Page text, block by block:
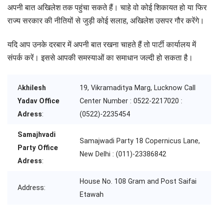
अपनी बात अखिलेश तक पहुंचा सकते हैं। चाहे वो कोई शिकायत हो या फिर
राज्य सरकार की नीतियों से जुड़ी कोई सलाह, अखिलेश उसपर गौर करेंगे।
यदि आप उनके दरबार में अपनी बात रखना चाहते हैं तो पार्टी कार्यालय में
संपर्क करें। इससे आपकी समस्याओं का समाधान जल्दी हो सकता है।
Akhilesh
Yadav Office
Adress:
19, Vikramaditya Marg, Lucknow Call
Center Number : 0522-2217020 :
(0522)-2235454
Samajhvadi
Party Office
Adress:
Samajwadi Party 18 Copernicus Lane,
New Delhi : (011)-23386842
Address:
House No. 108 Gram and Post Saifai
Etawah